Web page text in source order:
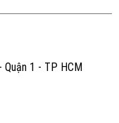
1 - TP HCM